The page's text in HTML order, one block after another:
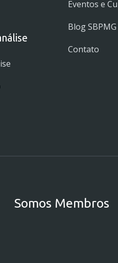
Eventos e
Blog SBPMG
Contato
Somos Membros